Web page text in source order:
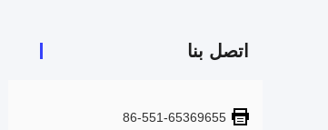
اتصل بنا
86-551-65369655